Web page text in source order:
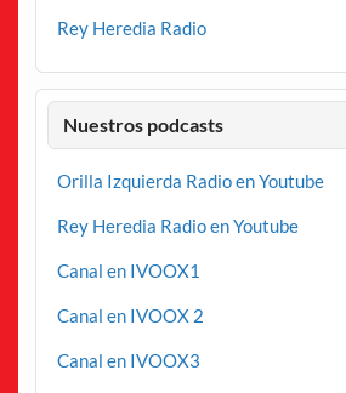
Rey Heredia Radio
Nuestros podcasts
Orilla Izquierda Radio en Youtube
Rey Heredia Radio en Youtube
Canal en IVOOX1
Canal en IVOOX 2
Canal en IVOOX3